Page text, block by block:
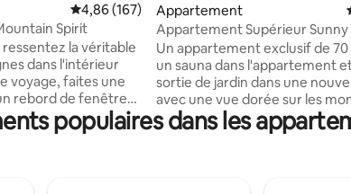
154 commentaires : 4,92 sur 5
Évaluation moyenne sur la base de 167
4,86 (167)
Spirit
la véritable
dans l'intérieur
voyage, faites une
rebord de fenêtre
ou prélassez-
Détendez-
Appartement
Appartement Supérieur Sunny
Un appartement exclusif de 70
un sauna dans l'appartement
sortie de jardin dans une
avec une vue dorée sur les
géantes depuis toutes les
Grande terrasse (40 m²)
populaires dans les